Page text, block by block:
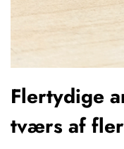
Flertydige
tværs af